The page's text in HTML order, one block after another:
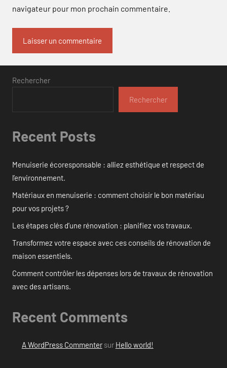
navigateur pour mon prochain commentaire.
Rechercher
Rechercher
Recent Posts
Menuiserie écoresponsable : alliez esthétique et respect de
l’environnement.
Matériaux en menuiserie : comment choisir le bon matériau
pour vos projets ?
Les étapes clés d’une rénovation : planifiez vos travaux.
Transformez votre espace avec ces conseils de rénovation de
maison essentiels.
Comment contrôler les dépenses lors de travaux de rénovation
avec des artisans.
Recent Comments
A WordPress Commentersur Hello world!